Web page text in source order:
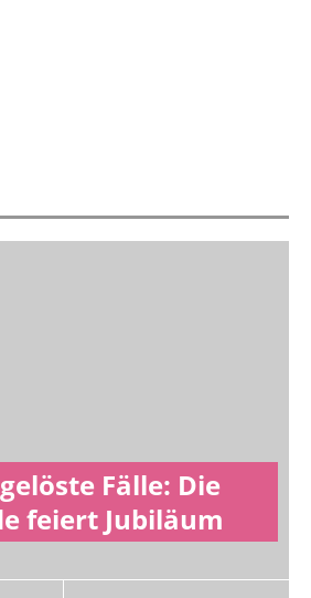
Fälle: Die
feiert Jubiläum